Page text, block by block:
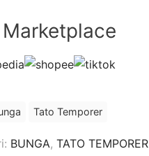
Rp32.500.
Tato Temporer
BUNGA, TATO TEMPORER